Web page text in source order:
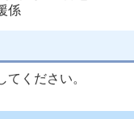
係
ください。